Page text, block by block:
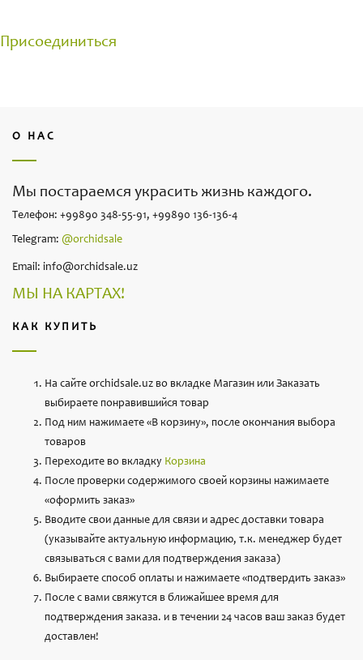
Присоединиться
О НАС
Мы постараемся украсить жизнь каждого.
Телефон: +99890 348-55-91, +99890 136-136-4
Telegram: @orchidsale
Email: info@orchidsale.uz
МЫ НА КАРТАХ!
КАК КУПИТЬ
На сайте orchidsale.uz во вкладке Магазин или Заказать
выбираете понравившийся товар
Под ним нажимаете «В корзину», после окончания выбора
товаров
Переходите во вкладку Корзина
После проверки содержимого своей корзины нажимаете
«оформить заказ»
Вводите свои данные для связи и адрес доставки товара
(указывайте актуальную информацию, т.к. менеджер будет
связываться с вами для подтверждения заказа)
Выбираете способ оплаты и нажимаете «подтвердить заказ»
После с вами свяжутся в ближайшее время для
подтверждения заказа. и в течении 24 часов ваш заказ будет
доставлен!